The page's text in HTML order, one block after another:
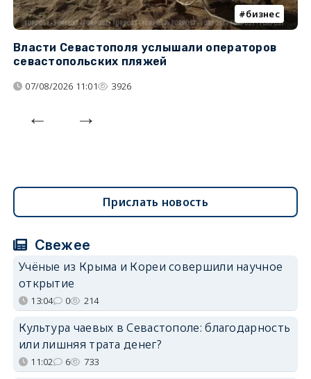
бизнес
Власти Севастополя услышали операторов
севастопольских пляжей
07/08/2026 11:01 3926
Прислать новость
Свежее
Учёные из Крыма и Кореи совершили научное
открытие
13:04 0 214
Культура чаевых в Севастополе: благодарность
или лишняя трата денег?
11:02 6 733